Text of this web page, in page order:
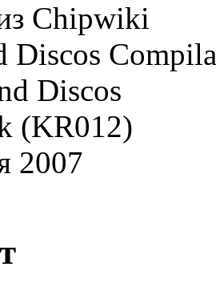
Chipwiki
Discos
Discos
(KR012)
2007